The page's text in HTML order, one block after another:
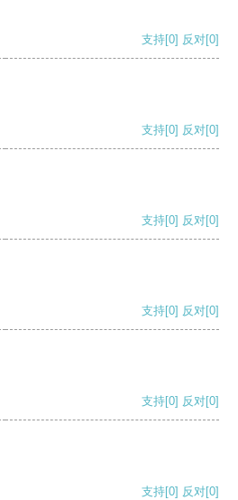
支持[0] 反对[0]
支持[0] 反对[0]
支持[0] 反对[0]
支持[0] 反对[0]
支持[0] 反对[0]
支持[0] 反对[0]